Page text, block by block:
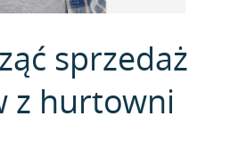
sprzedaż
z hurtowni